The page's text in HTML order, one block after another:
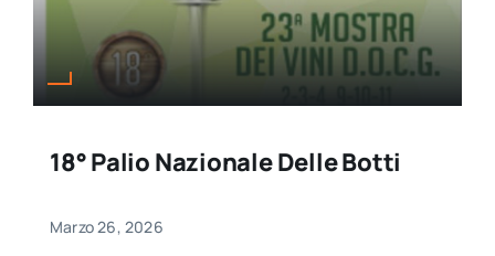
18° Palio Nazionale Delle Botti
Marzo 26, 2026